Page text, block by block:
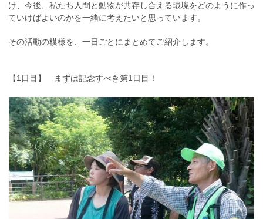
け、今後、私たち人間と動物が共存し合える環境をどのように作っ
ていけばよいのかを一緒に考えたいと思っています。
その活動の模様を、一日ごとにまとめてご紹介します。
【1日目】 まずは記念すべき第1日目！